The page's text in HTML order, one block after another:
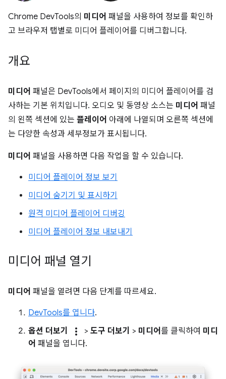
Chrome DevTools의 미디어 패널을 사용하여 정보를 확인하
고 브라우저 탭별로 미디어 플레이어를 디버그합니다.
개요
미디어 패널은 DevTools에서 페이지의 미디어 플레이어를 검
사하는 기본 위치입니다. 오디오 및 동영상 소스는 미디어 패널
의 왼쪽 섹션에 있는 플레이어 아래에 나열되며 오른쪽 섹션에
는 다양한 속성과 세부정보가 표시됩니다.
미디어 패널을 사용하면 다음 작업을 할 수 있습니다.
미디어 플레이어 정보 보기
미디어 숨기기 및 표시하기
원격 미디어 플레이어 디버깅
미디어 플레이어 정보 내보내기
미디어 패널 열기
미디어 패널을 열려면 다음 단계를 따르세요.
DevTools를 엽니다.
옵션 더보기
more_vert > 도구 더보기 > 미디어 를 클릭하여 미디
어 패널을 엽니다.